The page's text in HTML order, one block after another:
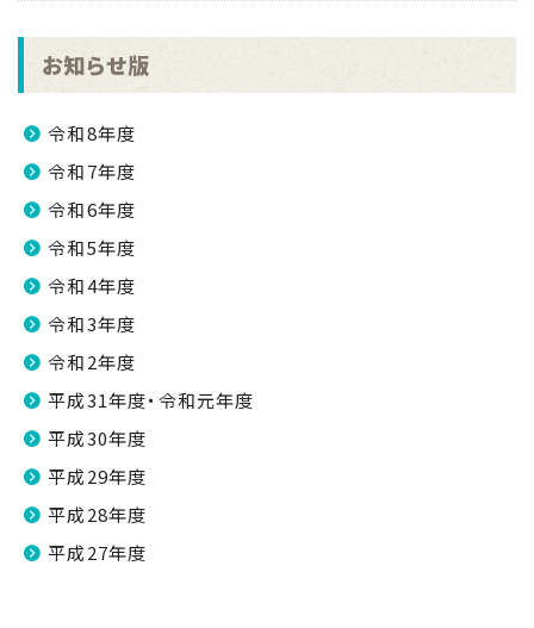
お知らせ版
令和8年度
令和7年度
令和6年度
令和5年度
令和4年度
令和3年度
令和2年度
平成31年度・令和元年度
平成30年度
平成29年度
平成28年度
平成27年度